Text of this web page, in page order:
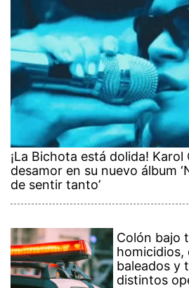
¡La Bichota está dolida! Karol
desamor en su nuevo álbum
de sentir tanto’
Colón bajo
homicidios,
baleados y
distintos